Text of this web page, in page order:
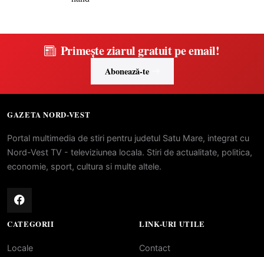
Primește ziarul gratuit pe email!
Abonează-te
GAZETA NORD-VEST
Portal multimedia de stiri pentru judetul Satu Mare, integrat cu
Nord-Vest TV - televiziunea locala. Stiri de actualitate, politica,
economie, sport, cultura si multe altele.
CATEGORII
Locale
LINK-URI UTILE
Contact